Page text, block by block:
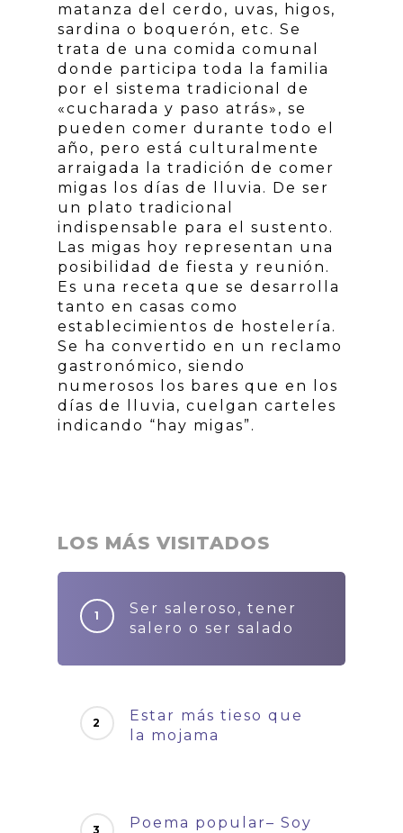
matanza del cerdo, uvas, higos,
sardina o boquerón, etc. Se
trata de una comida comunal
donde participa toda la familia
por el sistema tradicional de
«cucharada y paso atrás», se
pueden comer durante todo el
año, pero está culturalmente
arraigada la tradición de comer
migas los días de lluvia. De ser
un plato tradicional
indispensable para el sustento.
Las migas hoy representan una
posibilidad de fiesta y reunión.
Es una receta que se desarrolla
tanto en casas como
establecimientos de hostelería.
Se ha convertido en un reclamo
gastronómico, siendo
numerosos los bares que en los
días de lluvia, cuelgan carteles
indicando “hay migas”.
LOS MÁS VISITADOS
Ser saleroso, tener
salero o ser salado
Estar más tieso que
la mojama
Poema popular– Soy